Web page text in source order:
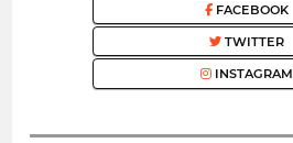
FACEBOOK
TWITTER
INSTAGRAM